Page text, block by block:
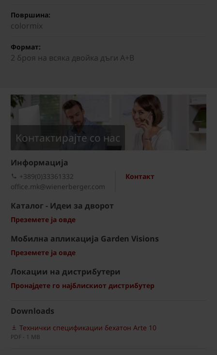
Површина:
colormix
Формат:
2 броя на всяка двойка дъги A+B
Kонтактирајте со нас
Информациja
Контакт
+389(0)33361332
office.mk@wienerberger.com
Каталог - Идеи за дворот
Преземете ја овде
Мобилна апликација Garden Visions
Преземете ја овде
Локации на дистрибутери
Пронајдете го најблискиот дистрибутер
Downloads
Технички спецификации бехатон Arte 10
PDF - 1 MB